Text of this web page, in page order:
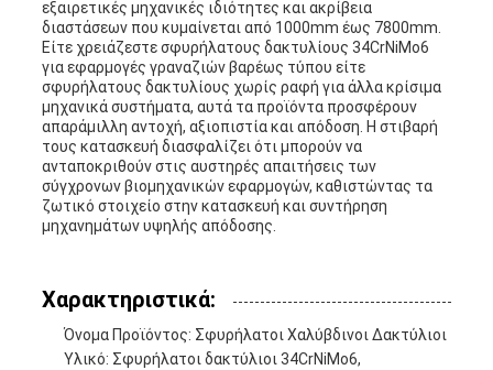
εξαιρετικές μηχανικές ιδιότητες και ακρίβεια
διαστάσεων που κυμαίνεται από 1000mm έως 7800mm.
Είτε χρειάζεστε σφυρήλατους δακτυλίους 34CrNiMo6
για εφαρμογές γραναζιών βαρέως τύπου είτε
σφυρήλατους δακτυλίους χωρίς ραφή για άλλα κρίσιμα
μηχανικά συστήματα, αυτά τα προϊόντα προσφέρουν
απαράμιλλη αντοχή, αξιοπιστία και απόδοση. Η στιβαρή
τους κατασκευή διασφαλίζει ότι μπορούν να
ανταποκριθούν στις αυστηρές απαιτήσεις των
σύγχρονων βιομηχανικών εφαρμογών, καθιστώντας τα
ζωτικό στοιχείο στην κατασκευή και συντήρηση
μηχανημάτων υψηλής απόδοσης.
Χαρακτηριστικά:
Όνομα Προϊόντος: Σφυρήλατοι Χαλύβδινοι Δακτύλιοι
Υλικό: Σφυρήλατοι δακτύλιοι 34CrNiMo6,